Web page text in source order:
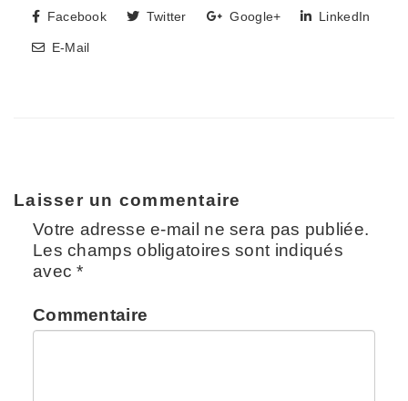
Facebook Twitter Google+ LinkedIn
E-Mail
Laisser un commentaire
Votre adresse e-mail ne sera pas publiée.
Les champs obligatoires sont indiqués
avec*
Commentaire